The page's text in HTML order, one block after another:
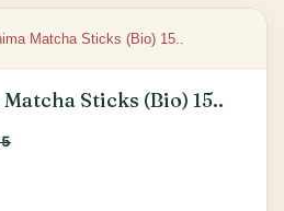
Sticks (Bio) 15..